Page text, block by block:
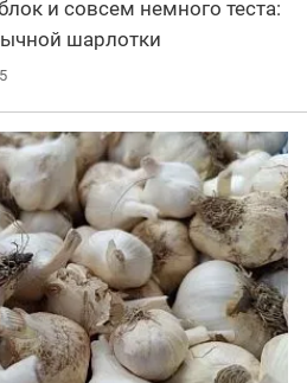
и совсем немного теста:
шарлотки